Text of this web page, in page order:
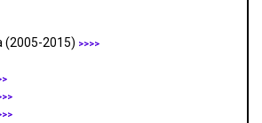
(2005-2015) >>>>